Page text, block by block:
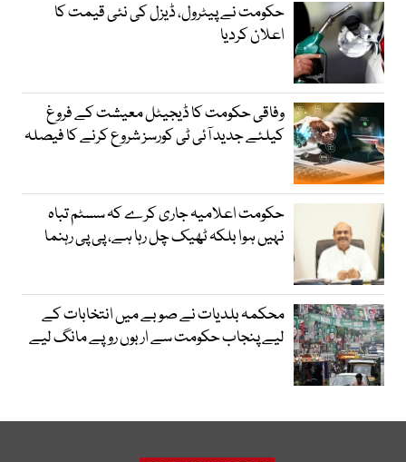
حکومت نے پیٹرول، ڈیزل کی نئی قیمت کا
اعلان کردیا
وفاقی حکومت کا ڈیجیٹل معیشت کے فروغ
کیلئے جدید آئی ٹی کورسز شروع کرنے کا فیصلہ
حکومت اعلامیہ جاری کرے کہ سسٹم تباہ
نہیں ہوا بلکہ ٹھیک چل رہا ہے، پی پی رہنما
محکمہ بلدیات نے صوبے میں انتخابات کے
لیے پنجاب حکومت سے اربوں روپے مانگ لیے